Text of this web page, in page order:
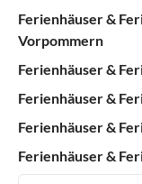
Ferienhäuser &
Vorpommern
Ferienhäuser &
Ferienhäuser &
Ferienhäuser &
Ferienhäuser &